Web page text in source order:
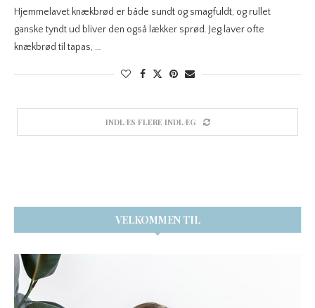
Hjemmelavet knækbrød er både sundt og smagfuldt, og rullet
ganske tyndt ud bliver den også lækker sprød. Jeg laver ofte
knækbrød til tapas, …
INDLÆS FLERE INDLÆG
VELKOMMEN TIL